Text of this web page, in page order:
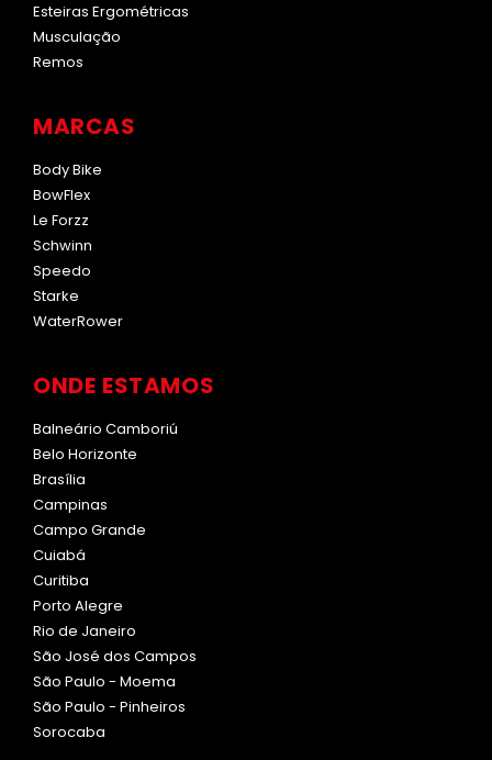
Esteiras Ergométricas
Musculação
Remos
MARCAS
Body Bike
BowFlex
Le Forzz
Schwinn
Speedo
Starke
WaterRower
ONDE ESTAMOS
Balneário Camboriú
Belo Horizonte
Brasília
Campinas
Campo Grande
Cuiabá
Curitiba
Porto Alegre
Rio de Janeiro
São José dos Campos
São Paulo - Moema
São Paulo - Pinheiros
Sorocaba